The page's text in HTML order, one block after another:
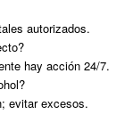
autorizados.
hay acción 24/7.
evitar excesos.